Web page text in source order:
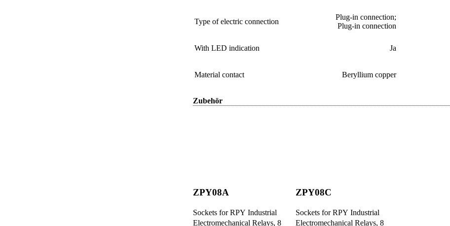
Type of electric connection
Plug-in connection;
Plug-in connection
With LED indication Ja
Material contact Beryllium copper
Zubehör
ZPY08A
Sockets for RPY Industrial
Electromechanical Relays, 8
ZPY08C
Sockets for RPY Industrial
Electromechanical Relays, 8